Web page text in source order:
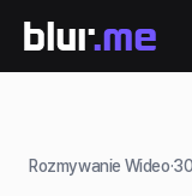
Rozmywanie Wideo·